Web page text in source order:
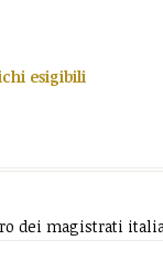
esigibili
dei magistrati